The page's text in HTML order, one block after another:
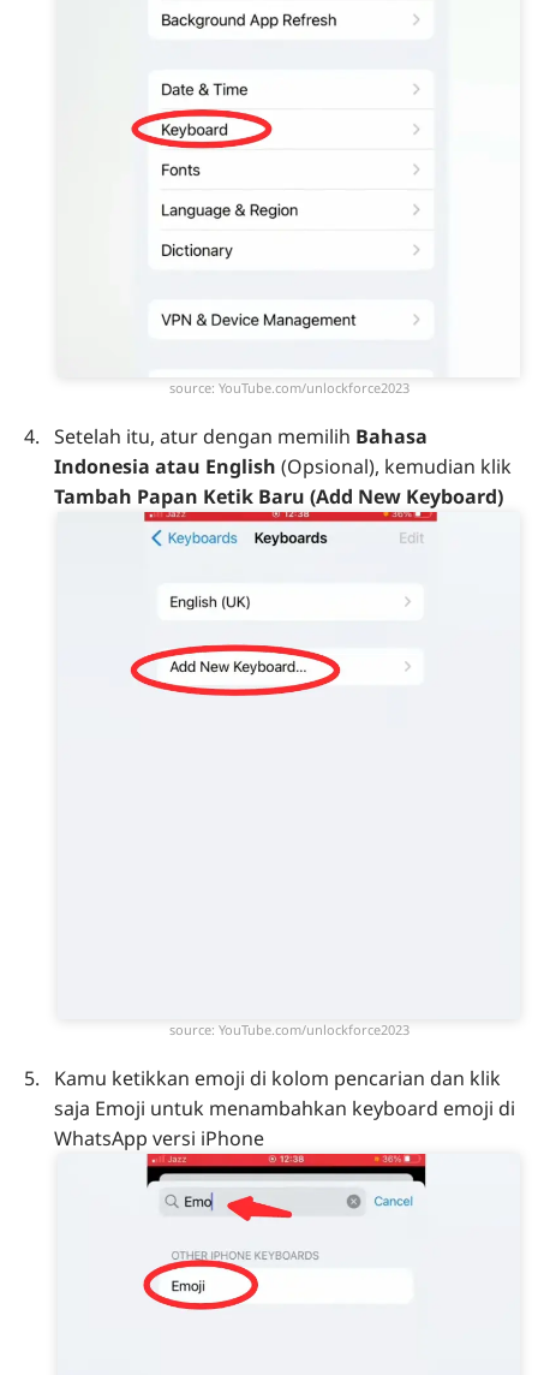
source: YouTube.com/unlockforce2023
Setelah itu, atur dengan memilih Bahasa
Indonesia atau English (Opsional), kemudian klik
Tambah Papan Ketik Baru (Add New Keyboard)
source: YouTube.com/unlockforce2023
Kamu ketikkan emoji di kolom pencarian dan klik
saja Emoji untuk menambahkan keyboard emoji di
WhatsApp versi iPhone